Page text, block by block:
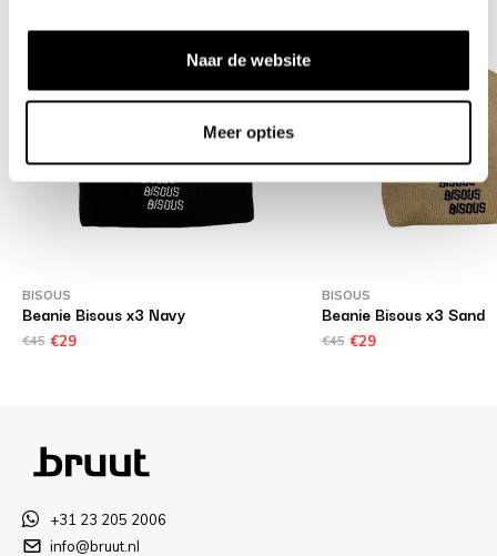
Naar de website
Meer opties
BISOUS
Beanie Bisous x3 Navy
€45 €29
BISOUS
Beanie Bisous x3 Sand
€45 €29
+31 23 205 2006
info@bruut.nl